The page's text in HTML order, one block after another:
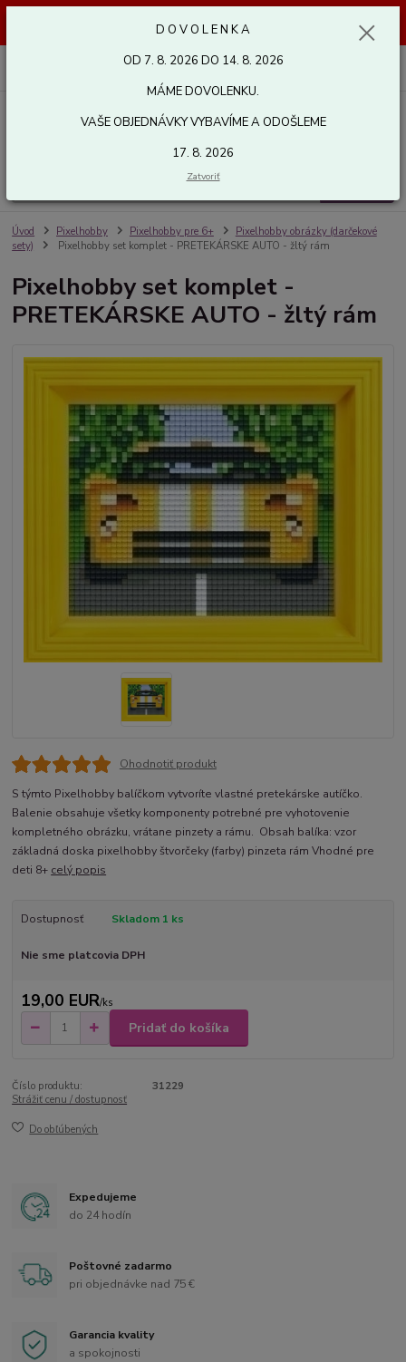
odošleme 17. 8. 2026. Ďakujeme.
Úvod Pixelhobby Pixelhobby pre 6+
Pixelhobby obrázky (darčekové
sety)
Pixelhobby set komplet - PRETEKÁRSKE AUTO - žltý rám
Pixelhobby set komplet -
PRETEKÁRSKE AUTO - žltý rám
Ohodnotiť produkt
S týmto Pixelhobby balíčkom vytvoríte vlastné pretekárske autíčko.
Balenie obsahuje všetky komponenty potrebné pre vyhotovenie
kompletného obrázku, vrátane pinzety a rámu. Obsah balíka: vzor
základná doska pixelhobby štvorčeky (farby) pinzeta rám Vhodné pre
deti 8+ celý popis
Dostupnosť Skladom 1 ks
Nie sme platcovia DPH
19,00 EUR/ks
Pridať do košíka
Číslo produktu:
31229
Strážiť cenu / dostupnosť
Do obľúbených
Expedujeme
do 24 hodín
Poštovné zadarmo
pri objednávke nad 75 €
Garancia kvality
a spokojnosti
D O V O L E N K A
OD 7. 8. 2026 DO 14. 8. 2026
MÁME DOVOLENKU.
VAŠE OBJEDNÁVKY VYBAVÍME A ODOŠLEME
17. 8. 2026
Zatvoriť